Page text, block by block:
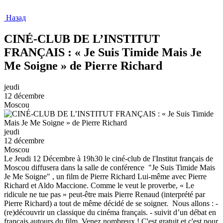
Назад
CINÉ-CLUB DE L’INSTITUT
FRANÇAIS : « Je Suis Timide Mais Je
Me Soigne » de Pierre Richard
jeudi
12 décembre
Moscou
jeudi
12 décembre
Moscou
Le Jeudi 12 Décembre à 19h30 le ciné-club de l'Institut français de
Moscou diffusera dans la salle de conférence "Je Suis Timide Mais
Je Me Soigne" , un film de Pierre Richard Lui-même avec Pierre
Richard et Aldo Maccione. Comme le veut le proverbe, « Le
ridicule ne tue pas » peut-être mais Pierre Renaud (interprété par
Pierre Richard) a tout de même décidé de se soigner. Nous allons : -
(re)découvrir un classique du cinéma français. - suivit d’un débat en
français autours du film. Venez nombreux ! C'est gratuit et c'est pour